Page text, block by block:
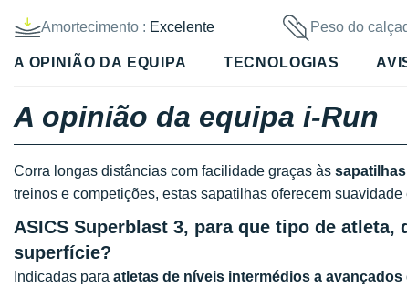
Amortecimento : Excelente Peso do
A OPINIÃO DA EQUIPA TECNOLOGIAS
A opinião da equipa i-Run
Corra longas distâncias com facilidade graças às
treinos e competições, estas sapatilhas oferecem suavidade
ASICS Superblast 3, para que tipo de
superfície?
Indicadas para atletas de níveis intermédios a avançados